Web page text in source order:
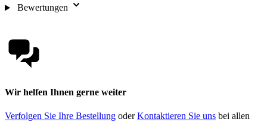
Bewertungen
Wir helfen Ihnen gerne weiter
Verfolgen Sie Ihre Bestellung oderKontaktieren Sie uns bei allen